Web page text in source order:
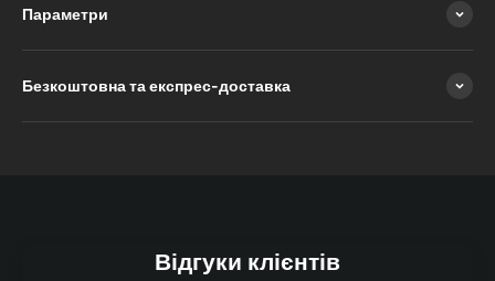
Параметри
Безкоштовна та експрес-доставка
Відгуки клієнтів